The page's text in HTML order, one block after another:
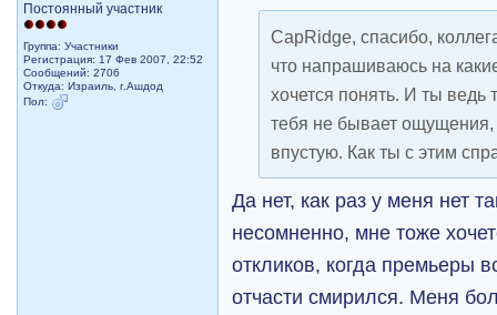
Постоянный участник
Группа: Участники
Регистрация: 17 Фев 2007, 22:52
Сообщений: 2706
Откуда: Израиль, г.Ашдод
Пол:
CapRidge, спасибо,
что напрашиваюсь на
хочется понять. И ты ведь
тебя не бывает ощущения,
впустую. Как ты с этим
Да нет, как раз у меня нет
несомненно, мне тоже
откликов, когда премьеры
отчасти смирился. Меня